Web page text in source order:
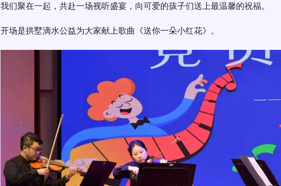
我们聚在一起，共赴一场视听盛宴，向可爱的孩子们送上最温馨的祝福。
开场是拱墅滴水公益为大家献上歌曲《送你一朵小红花》。